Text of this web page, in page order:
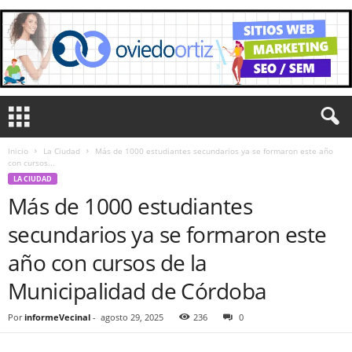
Inicio La Ciudad
Más de 1000 estudiantes secundarios ya se formaron este año
con cursos...
LA CIUDAD
Más de 1000 estudiantes
secundarios ya se formaron este
año con cursos de la
Municipalidad de Córdoba
Por informeVecinal - agosto 29, 2025 236 0